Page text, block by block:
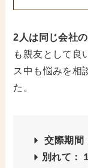
2人は同じ会社
も親友として良
ス中も悩みを相
た。
交際期間
別れて：